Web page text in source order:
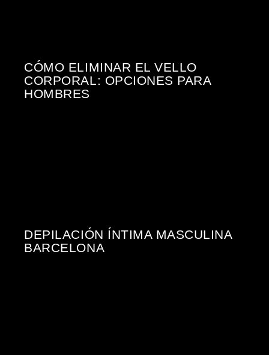
CÓMO ELIMINAR EL VELLO
CORPORAL: OPCIONES PARA
HOMBRES
DEPILACIÓN ÍNTIMA MASCULINA
BARCELONA